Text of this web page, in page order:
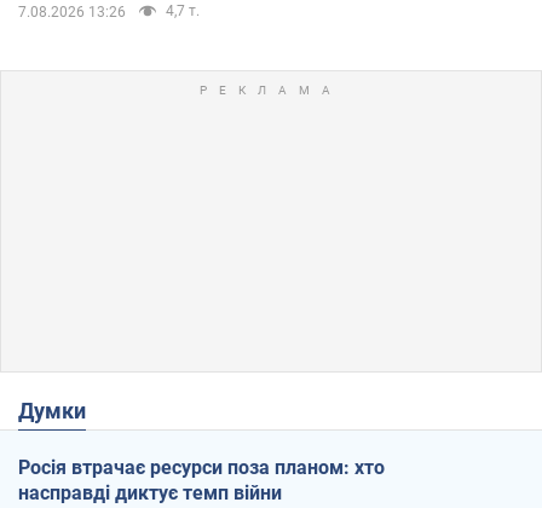
7.08.2026 13:26 4,7 т.
Думки
Росія втрачає ресурси поза планом: хто
насправді диктує темп війни